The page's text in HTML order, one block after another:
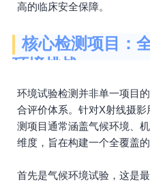
高的临床安全保障。
核心检测项目：
环境挑战
环境试验检测并非单一项目
合评价体系。针对X射线摄
测项目通常涵盖气候环境、
维度，旨在构建一个全覆盖的
首先是气候环境试验，这是